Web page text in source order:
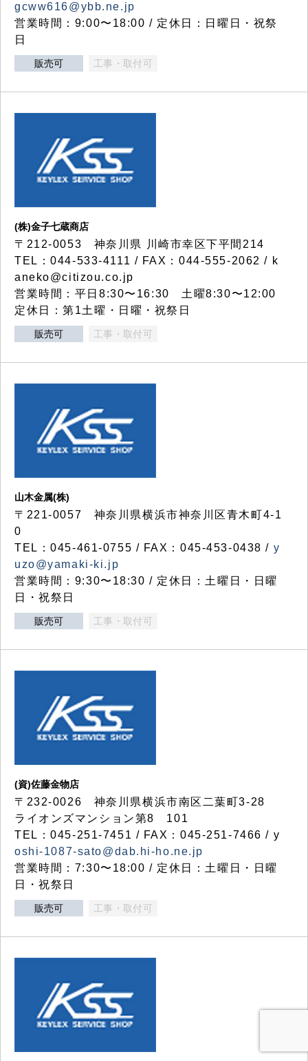
gcww616@ybb.ne.jp
営業時間：9:00〜18:00 / 定休日：日曜日・祝祭
日
販売可 工事・取付可
(株)金子七蔵商店
〒212-0053 神奈川県 川崎市幸区下平間214
TEL：044-533-4111 / FAX：044-555-2062 / k
aneko@citizou.co.jp
営業時間：平日8:30〜16:30 土曜8:30〜12:00
定休日：第1土曜・日曜・祝祭日
販売可 工事・取付可
山木金属(株)
〒221-0057 神奈川県横浜市神奈川区青木町4-1
0
TEL：045-461-0755 / FAX：045-453-0438 / y
uzo@yamaki-ki.jp
営業時間：9:30〜18:30 / 定休日：土曜日・日曜
日・祝祭日
販売可 工事・取付可
(資)佐藤金物店
〒232-0026 神奈川県横浜市南区二葉町3-28
ライオンズマンション第8 101
TEL：045-251-7451 / FAX：045-251-7466 / y
oshi-1087-sato@dab.hi-ho.ne.jp
営業時間：7:30〜18:00 / 定休日：土曜日・日曜
日・祝祭日
販売可 工事・取付可